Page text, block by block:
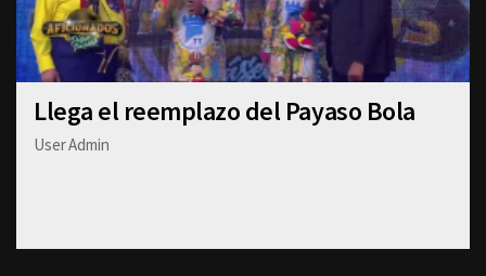
Llega el reemplazo del Payaso Bola
User Admin